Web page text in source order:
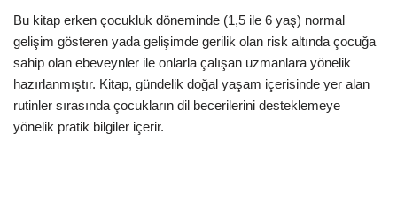
Bu kitap erken çocukluk döneminde (1,5 ile 6 yaş) normal
gelişim gösteren yada gelişimde gerilik olan risk altında çocuğa
sahip olan ebeveynler ile onlarla çalışan uzmanlara yönelik
hazırlanmıştır. Kitap, gündelik doğal yaşam içerisinde yer alan
rutinler sırasında çocukların dil becerilerini desteklemeye
yönelik pratik bilgiler içerir.